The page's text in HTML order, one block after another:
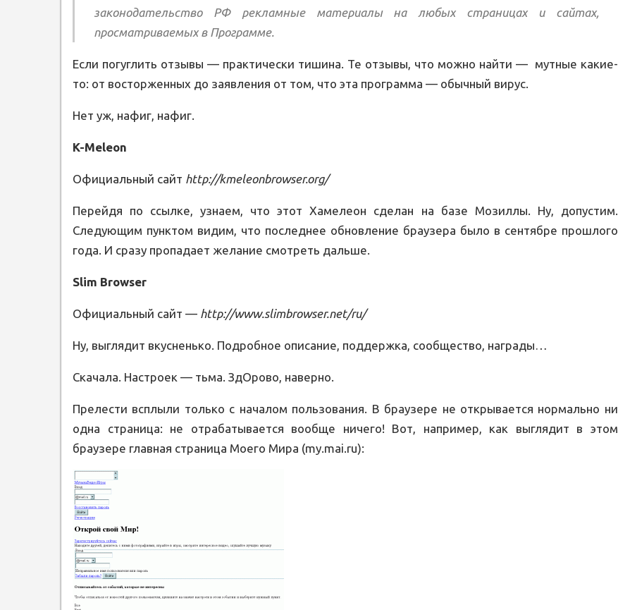
законодательство РФ рекламные материалы на любых страницах и сайтах,
просматриваемых в Программе.
Если погуглить отзывы — практически тишина. Те отзывы, что можно найти — мутные какие-
то: от восторженных до заявления от том, что эта программа — обычный вирус.
Нет уж, нафиг, нафиг.
K-Meleon
Официальный сайт http://kmeleonbrowser.org/
Перейдя по ссылке, узнаем, что этот Хамелеон сделан на базе Мозиллы. Ну, допустим.
Следующим пунктом видим, что последнее обновление браузера было в сентябре прошлого
года. И сразу пропадает желание смотреть дальше.
Slim Browser
Официальный сайт — http://www.slimbrowser.net/ru/
Ну, выглядит вкусненько. Подробное описание, поддержка, сообщество, награды…
Скачала. Настроек — тьма. ЗдОрово, наверно.
Прелести всплыли только с началом пользования. В браузере не открывается нормально ни
одна страница: не отрабатывается вообще ничего! Вот, например, как выглядит в этом
браузере главная страница Моего Мира (my.mai.ru):